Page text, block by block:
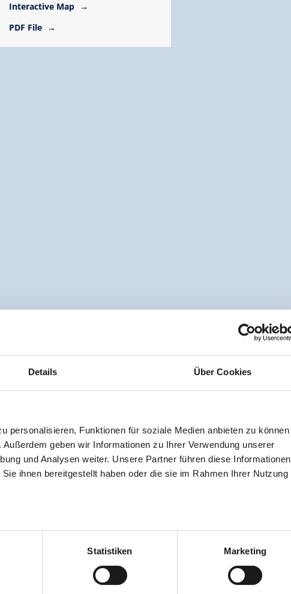
Details Über Cookies
personalisieren, Funktionen für soziale Medien anbieten zu können
geben wir Informationen zu Ihrer Verwendung unserer
und Analysen weiter. Unsere Partner führen diese Informationen
ihnen bereitgestellt haben oder die sie im Rahmen Ihrer Nutzung
Statistiken Marketing
Interactive Map
PDF File